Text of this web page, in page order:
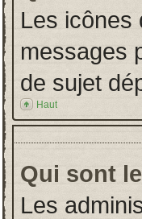
Les icônes
messages
de sujet
Haut
Qui sont
Les